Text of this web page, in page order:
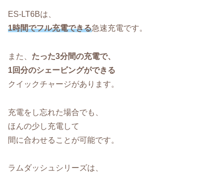
ES-LT6Bは、
1時間でフル充電できる急速充電です。
また、 たった3分間の充電で、
1回分のシェービングができる
クイックチャージがあります。
充電をし忘れた場合でも、
ほんの少し充電して
間に合わせることが可能です。
ラムダッシュシリーズは、